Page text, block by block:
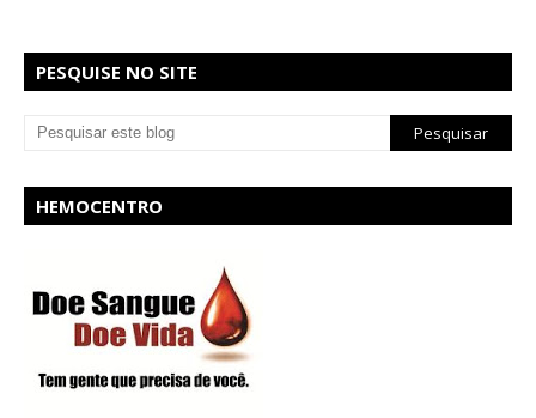
PESQUISE NO SITE
HEMOCENTRO